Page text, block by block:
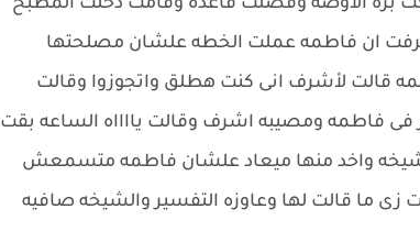
بره الاوضه وفضلت قاعده وقامت دخلت المطبخ
ان فاطمه عملت الخطه علشان مصلحتها
قالت لأشرف انى كنت هطلق واتجوزوا وقالت
فاطمه ومصيبه اشرف وقالت يااااه الساعه بقت
واخد منها ميعاد علشان فاطمه متسمعش
زى ما قالت لها وعاوزه التفسير والشيخه صافيه